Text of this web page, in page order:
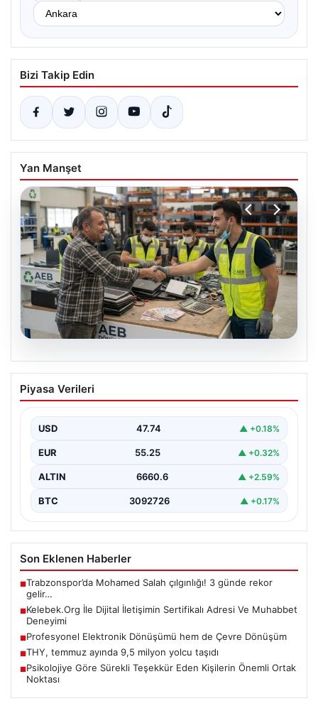
Bizi Takip Edin
Yan Manşet
08.08.2026
Profesyonel Elektronik Dönüşümü hem
de Çevre Dönüşüm
altyapı envanterlerini belirli aralıklarla yenilemektedir.
Söz konusu güncelleme…
Piyasa Verileri
USD 47.74 ▲ +0.18%
EUR 55.25 ▲ +0.32%
ALTIN 6660.6 ▲ +2.59%
BTC 3092726 ▲ +0.17%
Son Eklenen Haberler
■Trabzonspor’da Mohamed Salah çılgınlığı! 3 günde rekor
gelir…
■Kelebek.Org İle Dijital İletişimin Sertifikalı Adresi Ve Muhabbet
Deneyimi
■Profesyonel Elektronik Dönüşümü hem de Çevre Dönüşüm
■THY, temmuz ayında 9,5 milyon yolcu taşıdı
■Psikolojiye Göre Sürekli Teşekkür Eden Kişilerin Önemli Ortak
Noktası